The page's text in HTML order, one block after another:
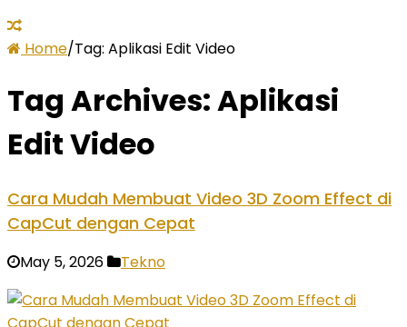
Home/Tag: Aplikasi Edit Video
Tag Archives:Aplikasi
Edit Video
Cara Mudah Membuat Video 3D Zoom Effect di
CapCut dengan Cepat
May 5, 2026 Tekno